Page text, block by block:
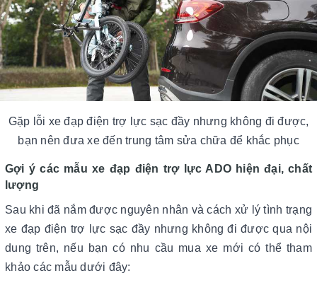
Gặp lỗi xe đạp điện trợ lực sạc đầy nhưng không đi được,
bạn nên đưa xe đến trung tâm sửa chữa để khắc phục
Gợi ý các mẫu xe đạp điện trợ lực ADO hiện đại, chất
lượng
Sau khi đã nắm được nguyên nhân và cách xử lý tình trạng
xe đạp điện trợ lực sạc đầy nhưng không đi được qua nội
dung trên, nếu bạn có nhu cầu mua xe mới có thể tham
khảo các mẫu dưới đây: